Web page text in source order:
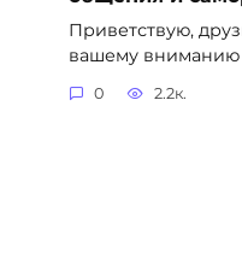
Приветствую,
вашему
0 2.2к.